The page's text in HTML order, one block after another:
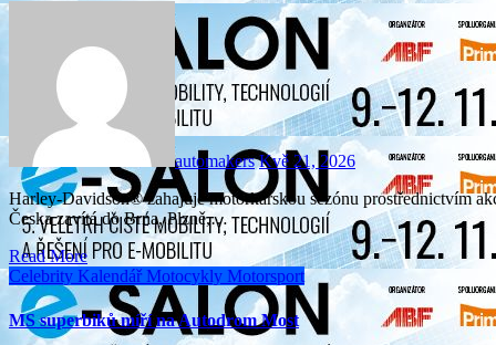
automakers Kvě 21, 2026
Harley-Davidson® zahajuje motorkářskou sezónu prostřednictvím akce Harley-Davidson Experience Tour 2026, která v rámci
Česka zavítá do Brna, Plzně,…
Read More
Celebrity Kalendář Motocykly Motorsport
MS superbiků míří na Autodrom Most